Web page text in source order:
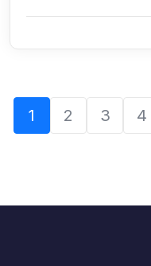
1 2 3 4